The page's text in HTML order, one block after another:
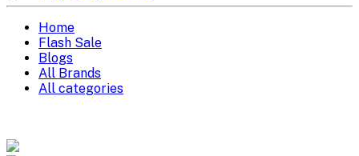
Home
Flash Sale
Blogs
All Brands
All categories